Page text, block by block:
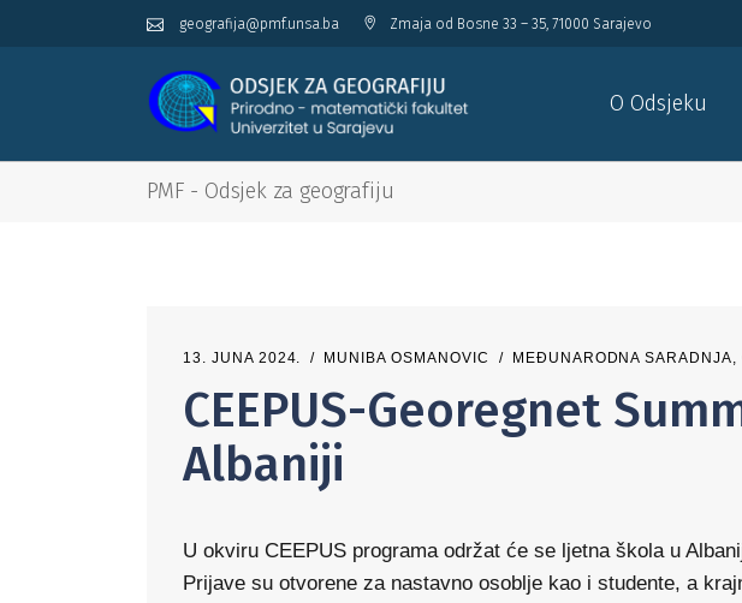
geografija@pmf.unsa.ba Zmaja od Bosne 33 – 35, 71000 Sarajevo
O Odsjeku
PMF - Odsjek za geografiju
13. JUNA 2024. MUNIBA OSMANOVIC MEĐUNARODNA SARADNJA,
CEEPUS-Georegnet
Albaniji
U okviru CEEPUS programa održat će se ljetna škola u
Prijave su otvorene za nastavno osoblje kao i studente, a